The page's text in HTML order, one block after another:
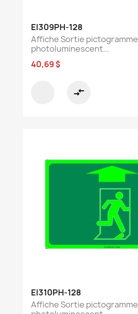
EI309PH-128
Affiche Sortie pictogramme
photoluminescent...
40,69 $
compare_arrows
EI310PH-128
Affiche Sortie pictogramme